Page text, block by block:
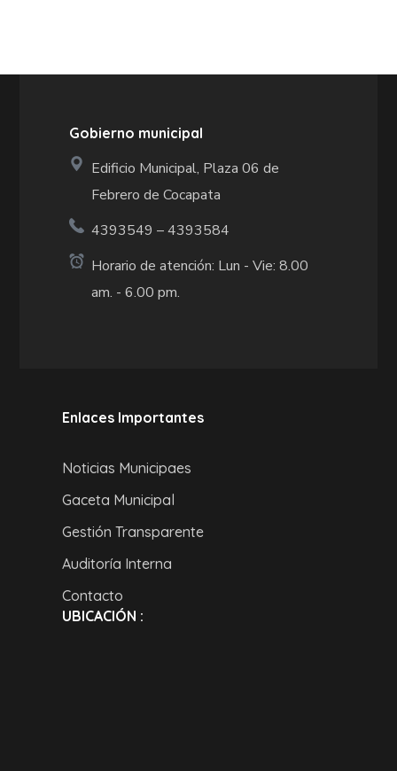
Gobierno municipal
Edificio Municipal, Plaza 06 de
Febrero de Cocapata
4393549 – 4393584
Horario de atención: Lun - Vie: 8.00
am. - 6.00 pm.
Enlaces Importantes
Noticias Municipaes
Gaceta Municipal
Gestión Transparente
Auditoría Interna
Contacto
UBICACIÓN :